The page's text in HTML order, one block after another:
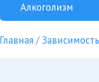
Алкоголизм
Главная Зависимость